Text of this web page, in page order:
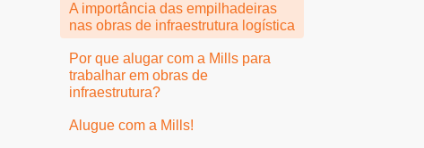
A importância das empilhadeiras
nas obras de infraestrutura logística
Por que alugar com a Mills para
trabalhar em obras de
infraestrutura?
Alugue com a Mills!